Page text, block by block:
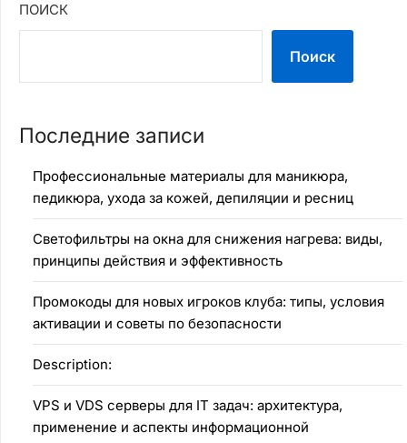
ПОИСК
Поиск
Последние записи
Профессиональные материалы для маникюра,
педикюра, ухода за кожей, депиляции и ресниц
Светофильтры на окна для снижения нагрева: виды,
принципы действия и эффективность
Промокоды для новых игроков клуба: типы, условия
активации и советы по безопасности
Description:
VPS и VDS серверы для IT задач: архитектура,
применение и аспекты информационной